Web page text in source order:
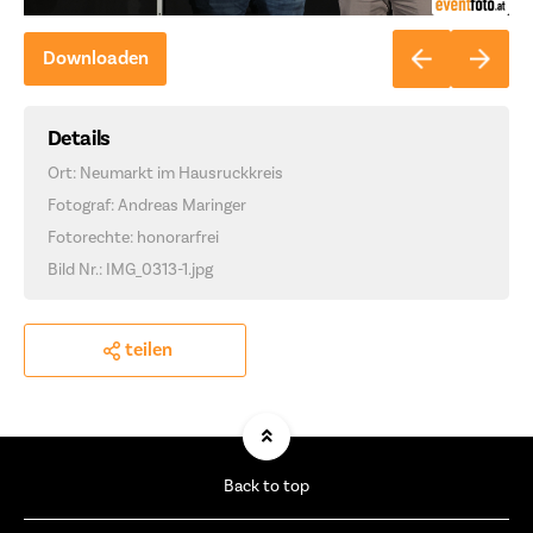
Downloaden
Details
Ort: Neumarkt im Hausruckkreis
Fotograf: Andreas Maringer
Fotorechte: honorarfrei
Bild Nr.: IMG_0313-1.jpg
teilen
Back to top